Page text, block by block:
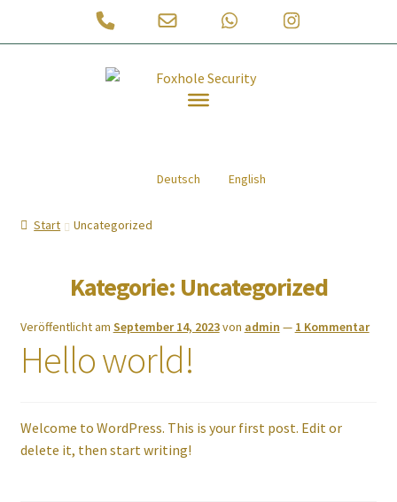
Was ist Foxhole® Security?
Vorteile von Foxhole® Security
Hörprobe Foxhole® Security
Shop
Weiterentwicklungen
Deutsch English
Start Uncategorized
Kategorie: Uncategorized
Veröffentlicht am September 14, 2023von admin — 1 Kommentar
Hello world!
Welcome to WordPress. This is your first post. Edit or
delete it, then start writing!
Phone
Email
WhatsApp